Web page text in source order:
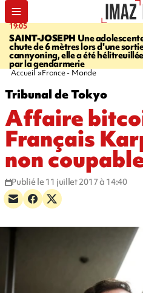
19:05
SAINT-JOSEPH Une
chute de 6 mètres lors d'une
cannyoning, elle a été hélitreuillée
par la gendarmerie
Accueil France - Monde
Tribunal de Tokyo
Affaire
Français
non
Publié le 11 juillet 2017 à 14:40